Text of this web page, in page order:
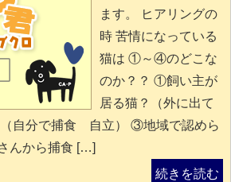
ます。 ヒアリングの
時 苦情になっている
猫は ①～④のどこな
のか？？ ①飼い主が
居る猫？（外に出て
自分で捕食 自立） ③地域で認めら
んから捕食 […]
続きを読む